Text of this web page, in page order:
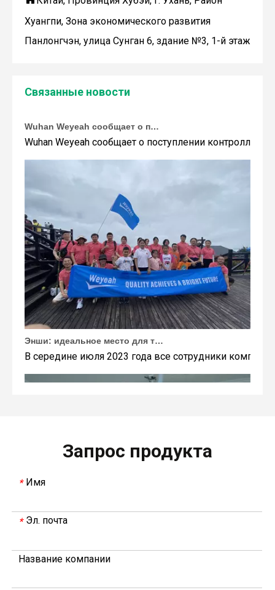
Хуангпи, Зона экономического развития
Панлонгчэн, улица Сунган 6, здание №3, 1-й этаж
Связанные новости
Wuhan Weyeah сообщает о поступлении
В середине июля 2023 года все сотрудники
В 2023 году Weyeah power провела важную ежегодную встречу в середине года в международном отеле Шичжоу в г. Энши.
В совещании, которое провели руководители
Запрос продукта
* Имя
* Эл. почта
Название компании